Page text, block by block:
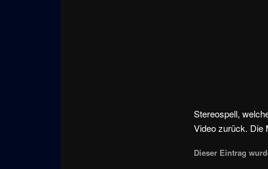
Stereospell,
Video zurück. Die
Dieser Eintrag